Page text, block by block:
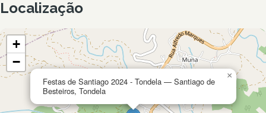
Localização
Festas de Santiago 2024 - Tondela — Santiago de
Besteiros, Tondela
×
+
−